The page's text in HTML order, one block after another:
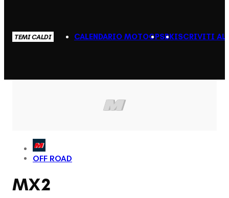
TEMI CALDI CALENDARIO MOTOGPSBKISCRIVITI AL
OFF ROAD
MX2